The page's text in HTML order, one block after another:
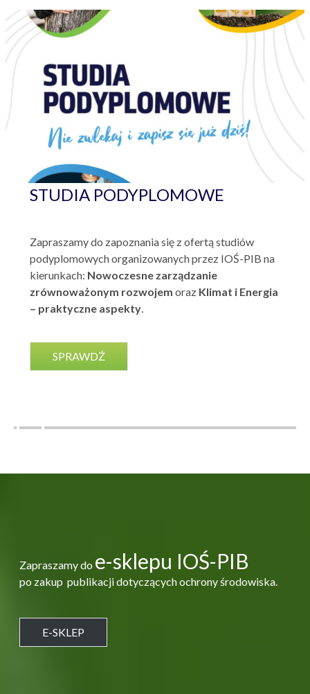
STUDIA PODYPLOMOWE
Zapraszamy do zapoznania się z ofertą studiów
podyplomowych organizowanych przez IOŚ-PIB na
kierunkach: Nowoczesne zarządzanie
zrównoważonym rozwojem oraz Klimat i Energia
– praktyczne aspekty.
SPRAWDŹ
Zapraszamy do e-sklepu IOŚ-PIB
po zakup publikacji dotyczących ochrony środowiska.
E-SKLEP